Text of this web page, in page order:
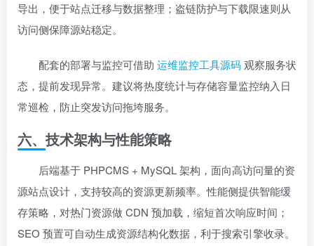
导出，便于站点迁移与数据整理；盗链防护与下载限速则从
访问侧保障源站稳定。
配套的部署与监控可借助 运维监控工具源码观察服务状
态，提前发现异常。建议将热度统计与存储容量监控纳入日
常巡检，防止突发访问拖垮服务。
六、技术架构与性能策略
后端基于 PHPCMS + MySQL 架构，面向高访问量的资
源站点设计，支持较高的资源更新频率。性能侧提供智能缓
存策略，对热门资源做 CDN 预加载，缩短首次响应时间；
SEO 预置可自动生成资源结构化数据，利于搜索引擎收录。